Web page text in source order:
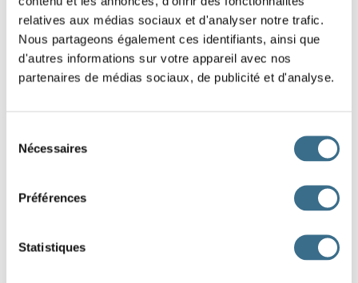
relatives aux médias sociaux et d'analyser notre trafic.
Nous partageons également ces identifiants, ainsi que
d'autres informations sur votre appareil avec nos
partenaires de médias sociaux, de publicité et d'analyse.
Nécessaires
Préférences
Statistiques